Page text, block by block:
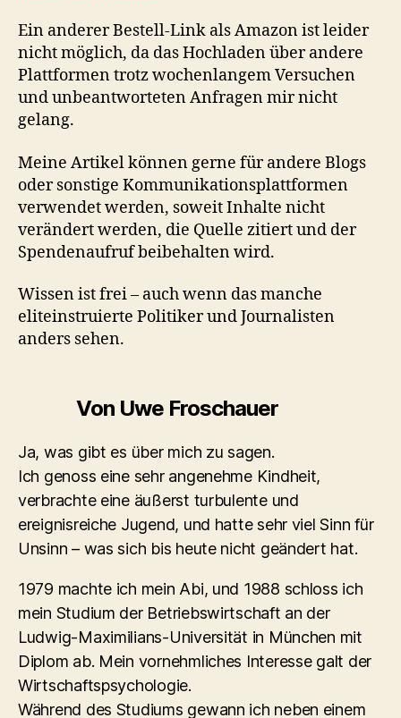
Ein anderer Bestell-Link als Amazon ist leider
nicht möglich, da das Hochladen über andere
Plattformen trotz wochenlangem Versuchen
und unbeantworteten Anfragen mir nicht
gelang.
Meine Artikel können gerne für andere Blogs
oder sonstige Kommunikationsplattformen
verwendet werden, soweit Inhalte nicht
verändert werden, die Quelle zitiert und der
Spendenaufruf beibehalten wird.
Wissen ist frei – auch wenn das manche
eliteinstruierte Politiker und Journalisten
anders sehen.
Von Uwe Froschauer
Ja, was gibt es über mich zu sagen.
Ich genoss eine sehr angenehme Kindheit,
verbrachte eine äußerst turbulente und
ereignisreiche Jugend, und hatte sehr viel Sinn für
Unsinn – was sich bis heute nicht geändert hat.
1979 machte ich mein Abi, und 1988 schloss ich
mein Studium der Betriebswirtschaft an der
Ludwig-Maximilians-Universität in München mit
Diplom ab. Mein vornehmliches Interesse galt der
Wirtschaftspsychologie.
Während des Studiums gewann ich neben einem